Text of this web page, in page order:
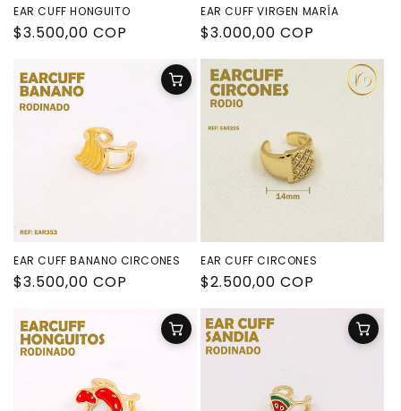
EAR CUFF HONGUITO
Precio
$3.500,00 COP
EAR CUFF VIRGEN MARÍA
Precio
habitual
$3.000,00 COP
EAR CUFF BANANO CIRCONES
Precio
$3.500,00 COP
EAR CUFF CIRCONES
Precio
habitual
$2.500,00 COP